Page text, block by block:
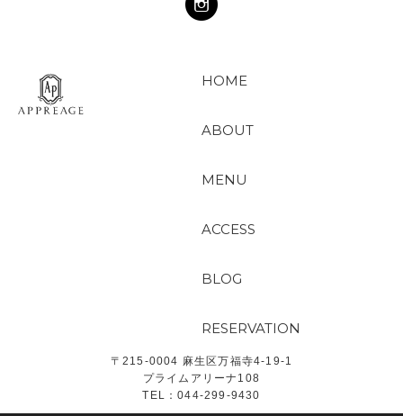
HOME
ABOUT
MENU
ACCESS
BLOG
RESERVATION
〒215-0004 麻生区万福寺4-19-1
プライムアリーナ108
TEL：044-299-9430